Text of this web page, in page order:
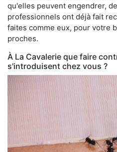
qu'elles peuvent engendrer,
professionnels ont déjà fait
faites comme eux, pour votre
proches.
À La Cavalerie que faire
s'introduisent chez vous ?